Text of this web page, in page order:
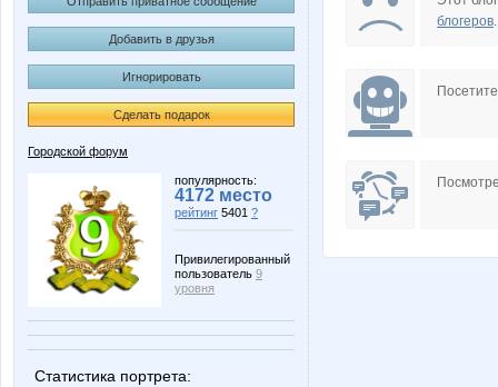
Добавить в друзья
Игнорировать
Сделать подарок
Городской форум
популярность:
4172 место
рейтинг 5401 ?
Привилегированный
пользователь 9
уровня
Статистика портрета:
confessa* demit
блогеров.